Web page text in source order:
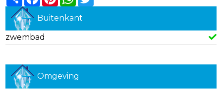
Buitenkant
zwembad
Omgeving